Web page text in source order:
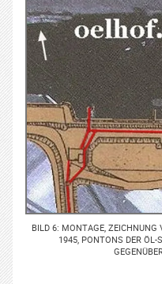
BILD 6: MONTAGE,
1945, PONTONS DER ÖL-